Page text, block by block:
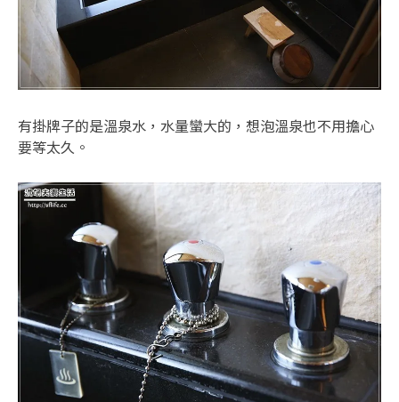
有掛牌子的是溫泉水，水量蠻大的，想泡溫泉也不用擔心
要等太久。